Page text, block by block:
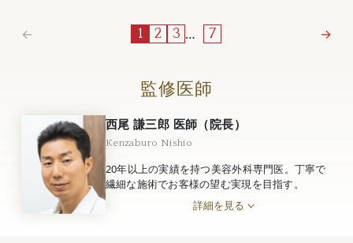
← 1 2 3 … 7 →
監修医師
西尾 謙三郎 医師（院長）
Kenzaburo Nishio
20年以上の実績を持つ美容外科専門医。丁寧で
繊細な施術でお客様の望む実現を目指す。
詳細を見る